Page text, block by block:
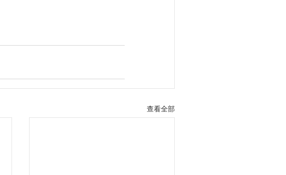
查看全部